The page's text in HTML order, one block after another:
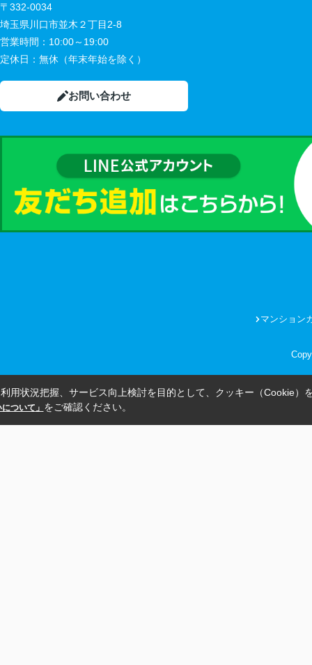
〒332-0034
埼玉県川口市並木２丁目2-8
営業時間： 10:00～19:00
定休日： 無休（年末年始を除く）
お問い合わせ
マンション
用状況把握、サービス向上検討を目的として、クッキー（Cookie）
ついて」 をご確認ください。